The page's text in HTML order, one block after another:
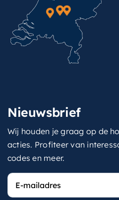
Nieuwsbrief
Wij houden je graag op de
acties. Profiteer van
codes en meer.
E-
mailadres